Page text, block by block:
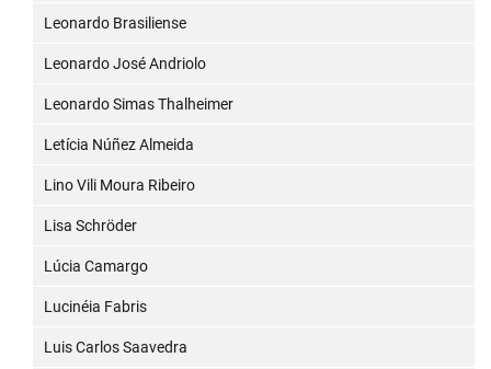
Leonardo Brasiliense
Leonardo José Andriolo
Leonardo Simas Thalheimer
Letícia Núñez Almeida
Lino Vili Moura Ribeiro
Lisa Schröder
Lúcia Camargo
Lucinéia Fabris
Luis Carlos Saavedra